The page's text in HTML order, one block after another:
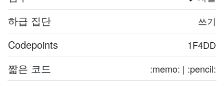
하급 집단 쓰기
Codepoints 1F4DD
짧은 코드 :memo: | :pencil: